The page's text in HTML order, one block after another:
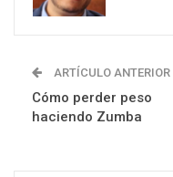
ARTÍCULO ANTERIOR
Cómo perder peso
haciendo Zumba